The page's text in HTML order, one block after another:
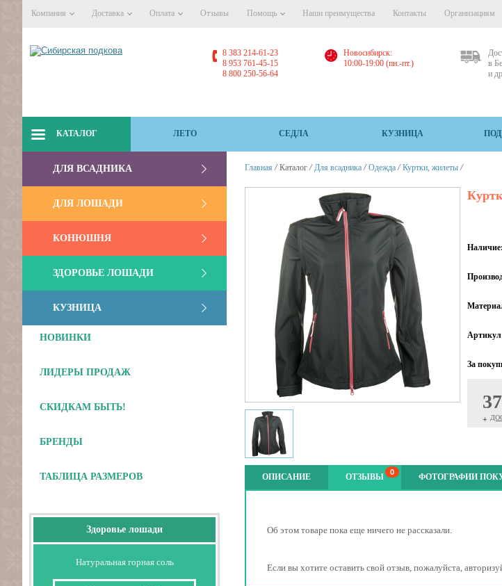
Компания Доставка Оплата Отзывы Помощь Наши преимущества Контакты Организациям
8 383 214-61-23
8 953 761-45-15
8 800 250-56-64
Новосибирск:
10:00-19:00 (пн.-пт.)
в
и
КАТАЛОГ ЛЕТО СЕДЛА КУЗНИЦА
ДЛЯ ВСАДНИКА
ДЛЯ ЛОШАДИ
КОНЮШНЯ
ЗДОРОВЬЕ ЛОШАДИ
КУЗНИЦА
НОВИНКИ
ЛИДЕРЫ ПРОДАЖ
СКИДКАМ БЫТЬ!
БРЕНДЫ
ТАБЛИЦА РАЗМЕРОВ
Здоровье лошади
Натуральная горная соль
Главная / Каталог / Для всадника / Одежда / Куртки, жилеты /
Наличие:
За
+
ОПИСАНИЕ ОТЗЫВЫ 0 ФОТОГРАФИИ
Об этом товаре пока еще ничего не рассказали.
Если вы хотите оставить свой отзыв, пожалуйста,